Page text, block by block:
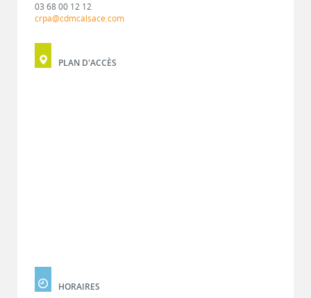
03 68 00 12 12
crpa@cdmcalsace.com
PLAN D'ACCÈS
HORAIRES